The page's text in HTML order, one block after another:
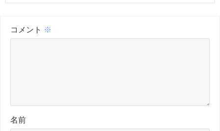
コメント ※
名前